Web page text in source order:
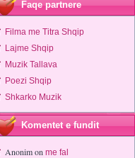
Faqe partnere
Filma me Titra Shqip
Lajme Shqip
Muzik Tallava
Poezi Shqip
Shkarko Muzik
Komentet e fundit
Anonimon me fal